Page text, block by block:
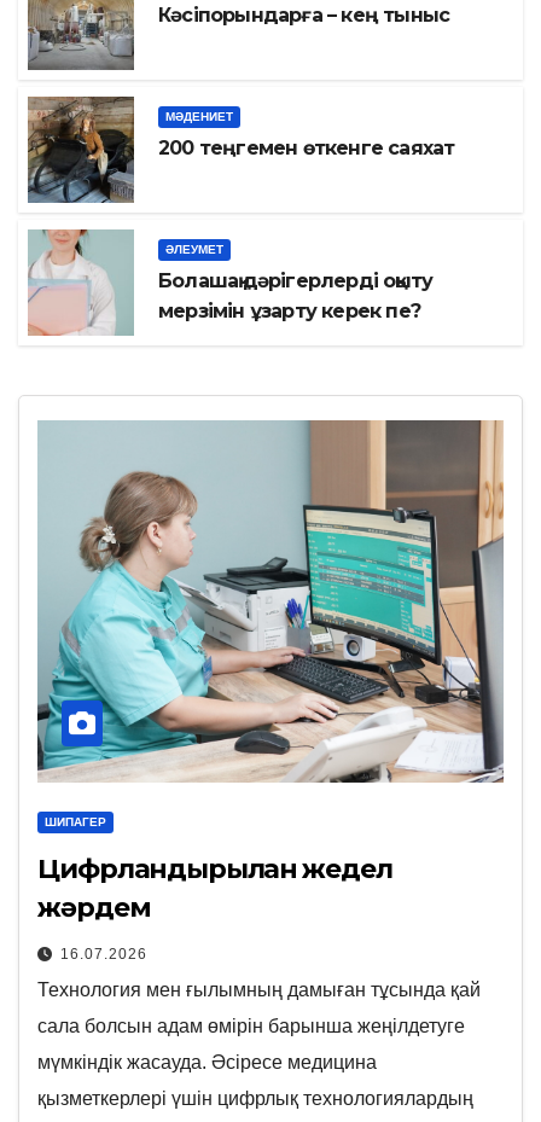
Кәсіпорындарға – кең тыныс
МӘДЕНИЕТ
200 теңгемен өткенге саяхат
ӘЛЕУМЕТ
Болашақ дәрігерлерді оқыту
мерзімін ұзарту керек пе?
ШИПАГЕР
Цифрландырылған жедел
жәрдем
16.07.2026
Технология мен ғылымның дамыған тұсында қай
сала болсын адам өмірін барынша жеңілдетуге
мүмкіндік жасауда. Әсіресе медицина
қызметкерлері үшін цифрлық технологиялардың